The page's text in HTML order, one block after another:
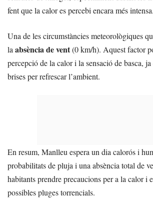
fent que la calor es percebi encara més intensa.
Una de les circumstàncies meteorològiques
laabsència de vent(0 km/h). Aquest factor
percepció de la calor i la sensació de basca,
brises per refrescar l’ambient.
En resum, Manlleu espera un dia calorós i
probabilitats de pluja i una absència total de
habitants prendre precaucions per a la calor i
possibles pluges torrencials.